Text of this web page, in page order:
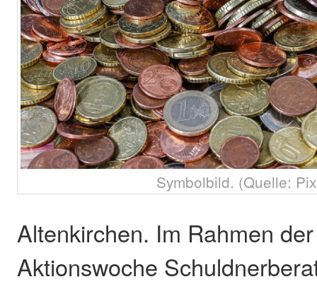
Symbolbild. (Quelle:
Altenkirchen. Im Rahmen
Aktionswoche